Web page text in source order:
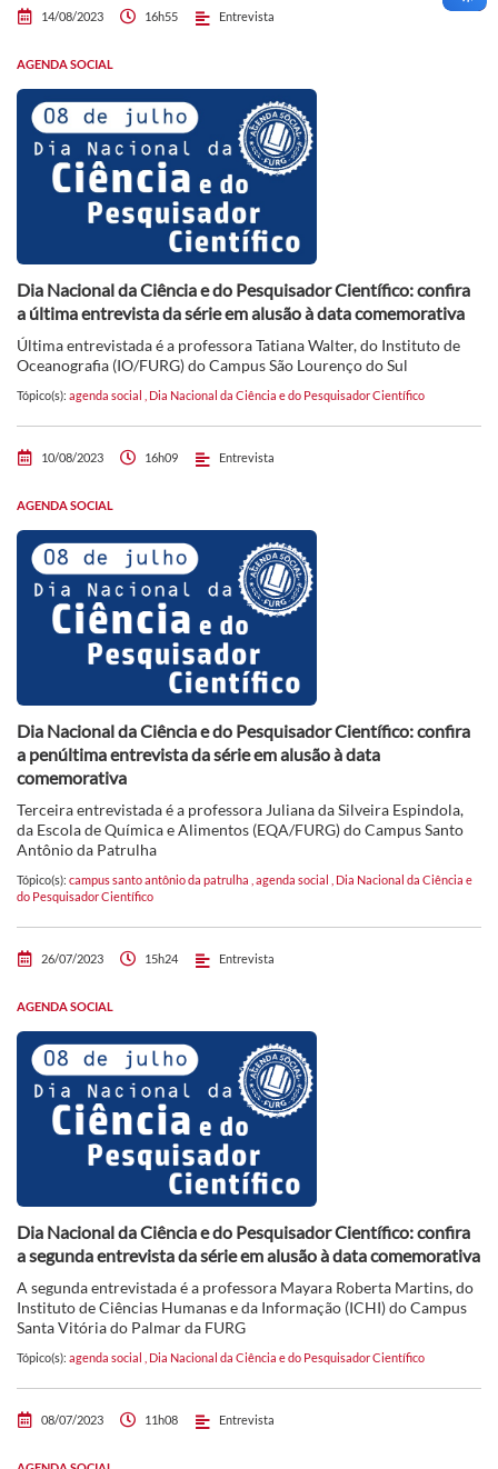
14/08/2023 16h55 Entrevista
AGENDA SOCIAL
Dia Nacional da Ciência e do Pesquisador Científico: confira
a última entrevista da série em alusão à data comemorativa
Última entrevistada é a professora Tatiana Walter, do Instituto de
Oceanografia (IO/FURG) do Campus São Lourenço do Sul
Tópico(s): agenda social Dia Nacional da Ciência e do Pesquisador Científico
10/08/2023 16h09 Entrevista
AGENDA SOCIAL
Dia Nacional da Ciência e do Pesquisador Científico: confira
a penúltima entrevista da série em alusão à data
comemorativa
Terceira entrevistada é a professora Juliana da Silveira Espindola,
da Escola de Química e Alimentos (EQA/FURG) do Campus Santo
Antônio da Patrulha
Tópico(s): campus santo antônio da patrulha agenda social
Dia Nacional da Ciência e
do Pesquisador Científico
26/07/2023 15h24 Entrevista
AGENDA SOCIAL
Dia Nacional da Ciência e do Pesquisador Científico: confira
a segunda entrevista da série em alusão à data comemorativa
A segunda entrevistada é a professora Mayara Roberta Martins, do
Instituto de Ciências Humanas e da Informação (ICHI) do Campus
Santa Vitória do Palmar da FURG
Tópico(s): agenda social Dia Nacional da Ciência e do Pesquisador Científico
08/07/2023 11h08 Entrevista